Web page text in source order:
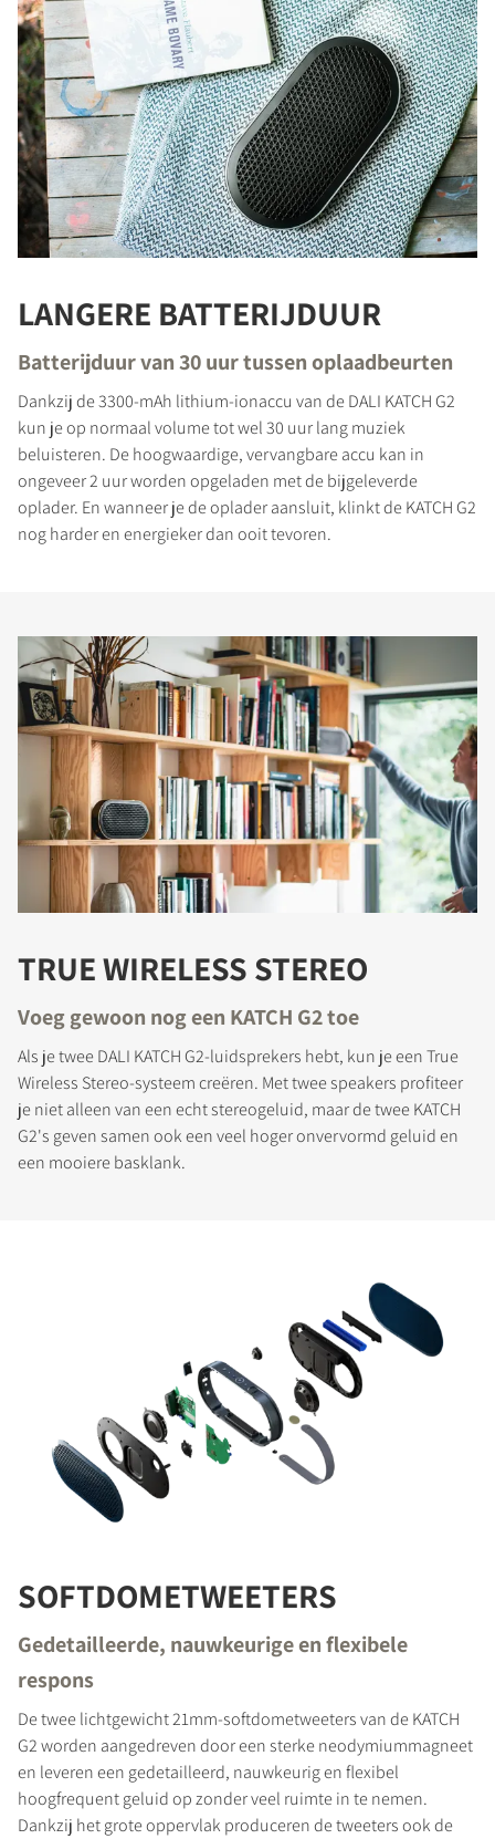
LANGERE BATTERIJDUUR
Batterijduur van 30 uur tussen oplaadbeurten
Dankzij de 3300-mAh lithium-ionaccu van de DALI KATCH G2
kun je op normaal volume tot wel 30 uur lang muziek
beluisteren. De hoogwaardige, vervangbare accu kan in
ongeveer 2 uur worden opgeladen met de bijgeleverde
oplader. En wanneer je de oplader aansluit, klinkt de KATCH G2
nog harder en energieker dan ooit tevoren.
TRUE WIRELESS STEREO
Voeg gewoon nog een KATCH G2 toe
Als je twee DALI KATCH G2-luidsprekers hebt, kun je een True
Wireless Stereo-systeem creëren. Met twee speakers profiteer
je niet alleen van een echt stereogeluid, maar de twee KATCH
G2's geven samen ook een veel hoger onvervormd geluid en
een mooiere basklank.
SOFTDOMETWEETERS
Gedetailleerde, nauwkeurige en flexibele
respons
De twee lichtgewicht 21mm-softdometweeters van de KATCH
G2 worden aangedreven door een sterke neodymiummagneet
en leveren een gedetailleerd, nauwkeurig en flexibel
hoogfrequent geluid op zonder veel ruimte in te nemen.
Dankzij het grote oppervlak produceren de tweeters ook de